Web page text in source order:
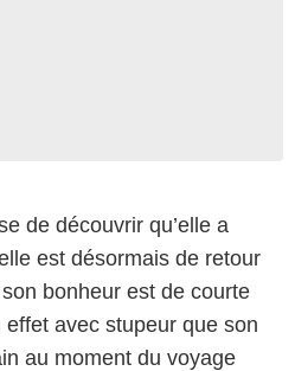
de découvrir qu’elle a
est désormais de retour
bonheur est de courte
avec stupeur que son
au moment du voyage